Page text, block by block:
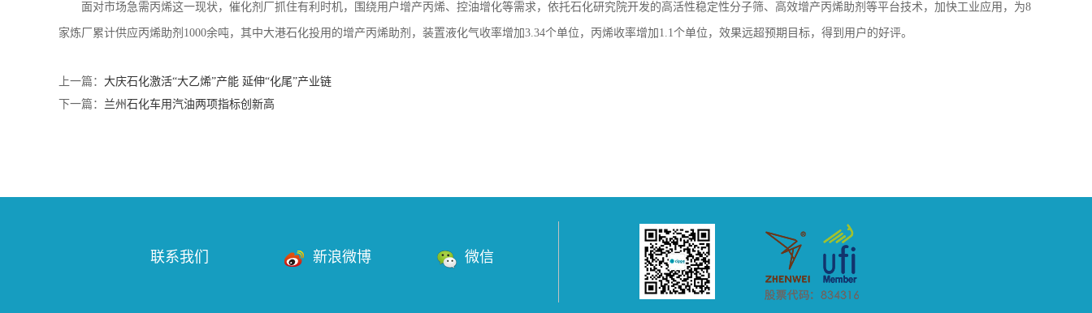
面对市场急需丙烯这一现状，催化剂厂抓住有利时机，围绕用户增产丙烯、控油增化等需求，依托石化研究院开发的高活性稳定性分子筛、高效增产丙烯助剂等平台技术，加快工业应用，为8
家炼厂累计供应丙烯助剂1000余吨，其中大港石化投用的增产丙烯助剂，装置液化气收率增加3.34个单位，丙烯收率增加1.1个单位，效果远超预期目标，得到用户的好评。
上一篇： 大庆石化激活“大乙烯”产能 延伸“化尾”产业链
下一篇： 兰州石化车用汽油两项指标创新高
联系我们 新浪微博 微信